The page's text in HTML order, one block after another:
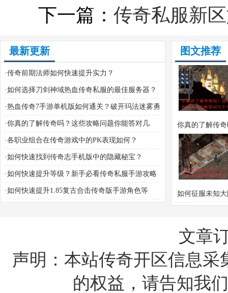
下一篇： 传奇私服新
最新更新
·传奇前期法师如何快速提升实力？
·如何选择刀剑神域热血传奇私服的最佳服务器？
·热血传奇7手游单机版如何通关？破开玛法迷雾勇
闯七星秘境全攻略
·你真的了解传奇吗？这些攻略问题你能答对几
个？
·各职业组合在传奇游戏中的PK表现如何？
·如何快速找到传奇志手机版中的隐藏秘宝？
·如何快速提升等级？新手必看传奇私服手游攻略
·如何快速提升1.85复古合击传奇版手游角色等
图文推荐
你真的了解传
些攻略问题你
个？
如何征服未知
文章
声明：本站传奇开区信息
的权益，请告知我